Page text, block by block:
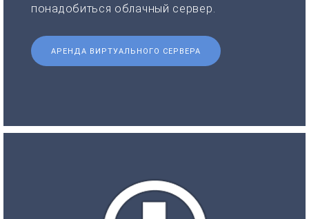
понадобиться облачный сервер.
АРЕНДА ВИРТУАЛЬНОГО СЕРВЕРА